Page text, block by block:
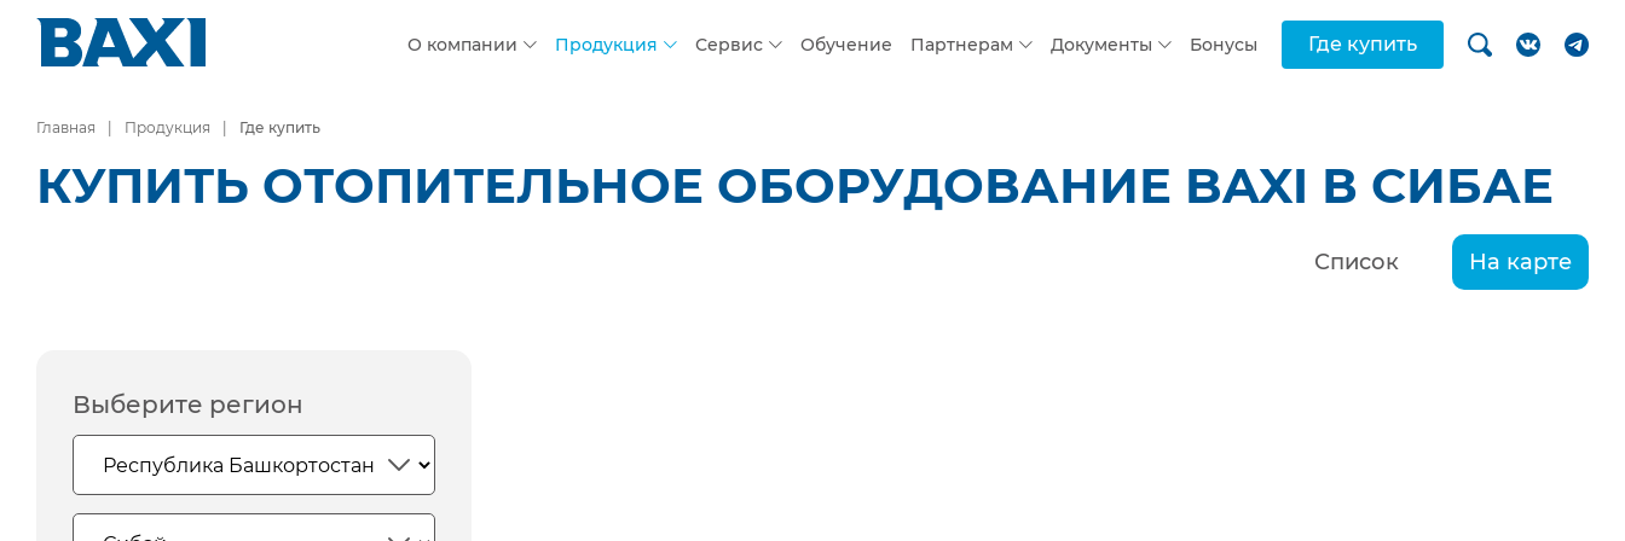
О компании Продукция Сервис Обучение Партнерам Документы Бонусы Где купить
Главная Продукция Где купить
КУПИТЬ ОТОПИТЕЛЬНОЕ ОБОРУДОВАНИЕ BAXI В СИБАЕ
Список На карте
Выберите регион